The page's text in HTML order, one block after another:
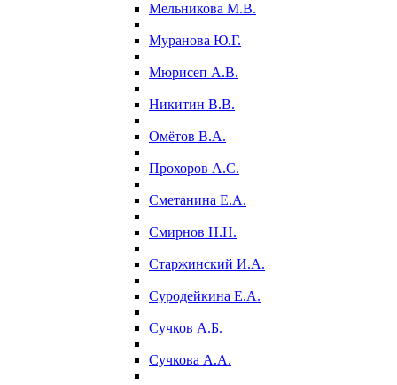
Мельникова М.В.
Муранова Ю.Г.
Мюрисеп А.В.
Никитин В.В.
Омётов В.А.
Прохоров А.С.
Сметанина Е.А.
Смирнов Н.Н.
Старжинский И.А.
Суродейкина Е.А.
Сучков А.Б.
Сучкова А.А.